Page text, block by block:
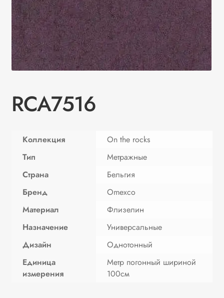
RCA7516
Коллекция
On the rocks
Тип
Метражные
Страна
Бельгия
Бренд
Omexco
Материал
Флизелин
Назначение
Универсальные
Дизайн
Однотонный
Единица
измерения
Метр погонный шириной
100см